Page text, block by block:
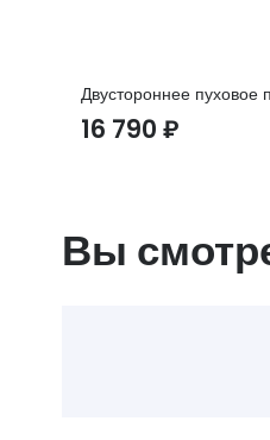
Двустороннее пуховое
16 790 ₽
Вы